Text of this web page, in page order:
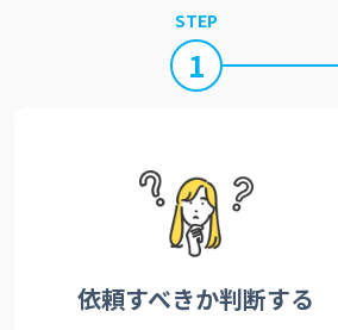
STEP
1
依頼すべきか判断する